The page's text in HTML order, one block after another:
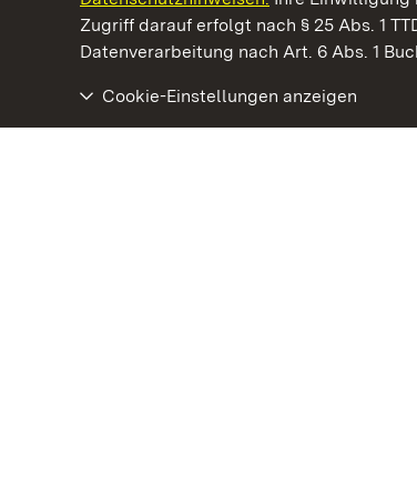
Zugriff darauf erfolgt nach § 25 Abs. 1
Datenverarbeitung nach Art. 6 Abs. 1
Cookie-Einstellungen anzeigen
Kommen. Staunen. Genießen.